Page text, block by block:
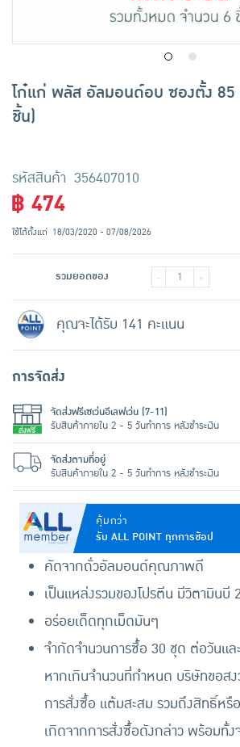
โก๋แก่ พลัส อัลมอนด์อบ ซองตั้ง
ชิ้น)
รหัสสินค้า 356407010
คุ้มกว่า
รับ ALL POINT ทุกการช้อป
คัดจากถั่วอัลมอนด์คุณภาพดี
เป็นแหล่งรวมของโปรตีน มีวิตามินบี 2
อร่อยเด็ดทุกเม็ดมันๆ
จำกัดจำนวนการซื้อ 30 ชุด ต่อวันแ
หากเกินจำนวนที่กำหนด บริษัทขอส
การสั่งซื้อ แต้มสะสม รวมถึงสิทธิ์หรื
เกิดจากการสั่งซื้อดังกล่าว พร้อมทั้ง
฿ 474
ใช้ได้ตั้งแต่ 18/03/2020 - 07/08/2026
รวมยอดของ - +
คุณจะได้รับ 141 คะแนน
การจัดส่ง
จัดส่งฟรีเซเว่นอีเลฟเว่น (7-11)
รับสินค้าภายใน 2 - 5 วันทำการ หลังชำระเงิน
จัดส่งตามที่อยู่
รับสินค้าภายใน 2 - 5 วันทำการ หลังชำระเงิน